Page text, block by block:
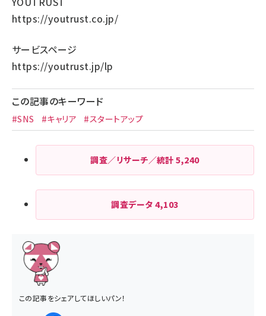
https://youtrust.co.jp/
サービスページ
https://youtrust.jp/lp
この記事のキーワード
#SNS #キャリア #スタートアップ
調査／リサーチ／統計5,240
調査データ4,103
この記事をシェアしてほしいパン！